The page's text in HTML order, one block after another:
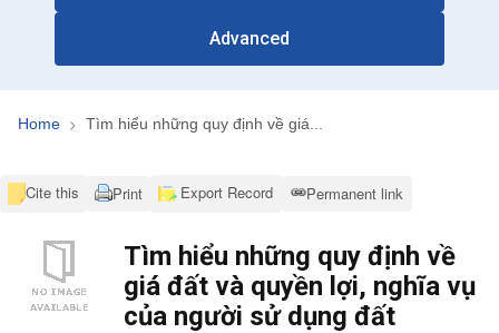
Advanced
Home Tìm hiểu những quy định về giá...
Cite this Print Export Record Permanent link
Tìm hiểu những quy định về
giá đất và quyền lợi, nghĩa vụ
của người sử dụng đất